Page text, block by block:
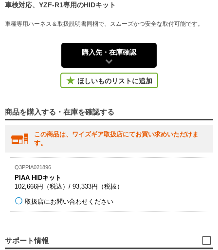
車検対応、YZF-R1専用のHIDキット
車種専用ハーネス＆取扱説明書同梱で、スムーズかつ安全な取付可能です。
購入先・在庫確認
ほしいものリストに追加
商品を購入する・在庫を確認する
この商品は、ワイズギア取扱店にてお買い求めいただけま
す。
Q3PPIA021896
PIAA HIDキット
102,666円（税込）/ 93,333円（税抜）
取扱店にお問い合わせください
サポート情報